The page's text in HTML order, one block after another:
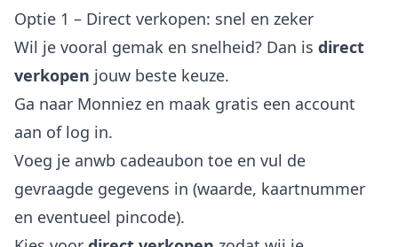
Optie 1 – Direct verkopen: snel en zeker
Wil je vooral gemak en snelheid? Dan is direct
verkopen jouw beste keuze.
Ga naar Monniez en maak gratis een account
aan of log in.
Voeg je anwb cadeaubon toe en vul de
gevraagde gegevens in (waarde, kaartnummer
en eventueel pincode).